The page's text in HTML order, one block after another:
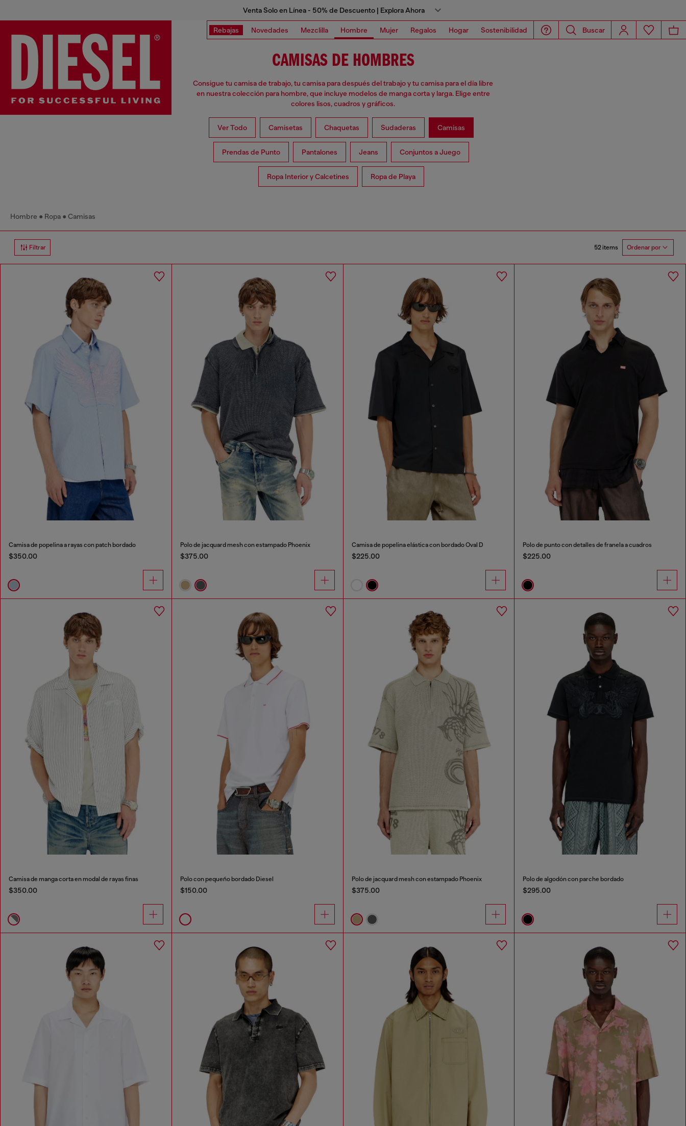
Venta Solo en Línea - 50% de Descuento | Explora Ahora
Rebajas Novedades Mezclilla Hombre Mujer Regalos Hogar Sostenibilidad Buscar
CAMISAS DE HOMBRES
Consigue tu camisa de trabajo, tu camisa para después del trabajo y tu camisa para el día libre
en nuestra colección para hombre, que incluye modelos de manga corta y larga. Elige entre
colores lisos, cuadros y gráficos.
Ver Todo Camisetas Chaquetas Sudaderas Camisas
Prendas de Punto Pantalones Jeans Conjuntos a Juego
Ropa Interior y Calcetines Ropa de Playa
Hombre Ropa Camisas
Filtrar 52 items Ordenar por
Camisa de popelina a rayas con patch bordado
$350.00
Polo de jacquard mesh con estampado Phoenix
$375.00
Camisa de popelina elástica con bordado Oval D
$225.00
Polo de punto con detalles de franela a cuadros
$225.00
Camisa de manga corta en modal de rayas finas
$350.00
Polo con pequeño bordado Diesel
$150.00
Polo de jacquard mesh con estampado Phoenix
$375.00
Polo de algodón con parche bordado
$295.00